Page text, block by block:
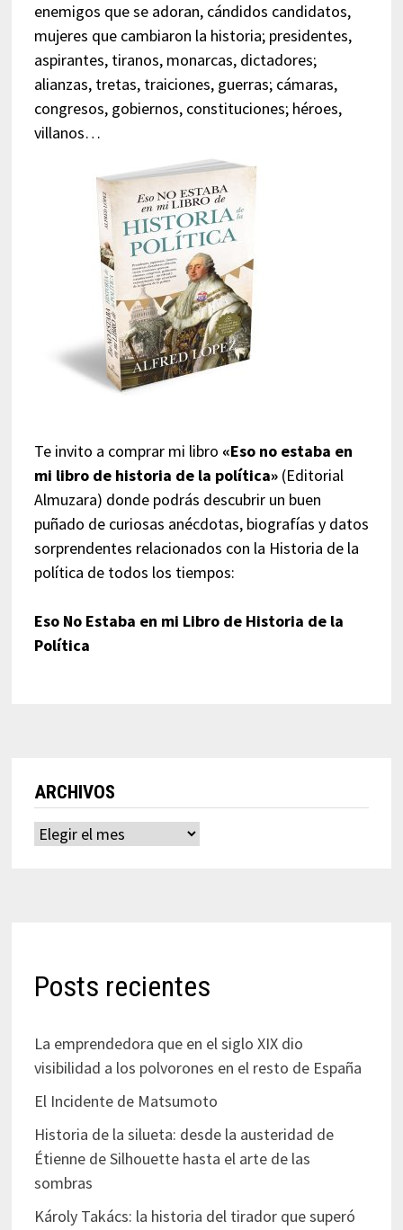
enemigos que se adoran, cándidos candidatos,
mujeres que cambiaron la historia; presidentes,
aspirantes, tiranos, monarcas, dictadores;
alianzas, tretas, traiciones, guerras; cámaras,
congresos, gobiernos, constituciones; héroes,
villanos…
Te invito a comprar mi libro «Eso no estaba en
mi libro de historia de la política»(Editorial
Almuzara) donde podrás descubrir un buen
puñado de curiosas anécdotas, biografías y datos
sorprendentes relacionados con la Historia de la
política de todos los tiempos:
Eso No Estaba en mi Libro de Historia de la
Política
ARCHIVOS
Archivos
Posts recientes
La emprendedora que en el siglo XIX dio
visibilidad a los polvorones en el resto de España
El Incidente de Matsumoto
Historia de la silueta: desde la austeridad de
Étienne de Silhouette hasta el arte de las
sombras
Károly Takács: la historia del tirador que superó